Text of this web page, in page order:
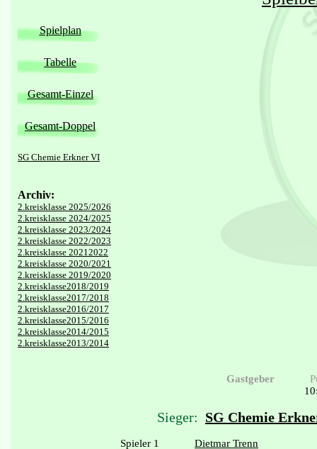
Spielplan
Tabelle
Gesamt-Einzel
Gesamt-Doppel
SG Chemie Erkner VI
Archiv:
2.kreisklasse 2025/2026
2.kreisklasse 2024/2025
2.kreisklasse 2023/2024
2.kreisklasse 2022/2023
2.kreisklasse 20212022
2.kreisklasse 2020/2021
2.kreisklasse 2019/2020
2.kreisklasse2018/2019
2.kreisklasse2017/2018
2.kreisklasse2016/2017
2.kreisklasse2015/2016
2.kreisklasse2014/2015
2.kreisklasse2013/2014
Gastgeber
Sieger: SG Chemie
Spieler 1
Dietmar Trenn